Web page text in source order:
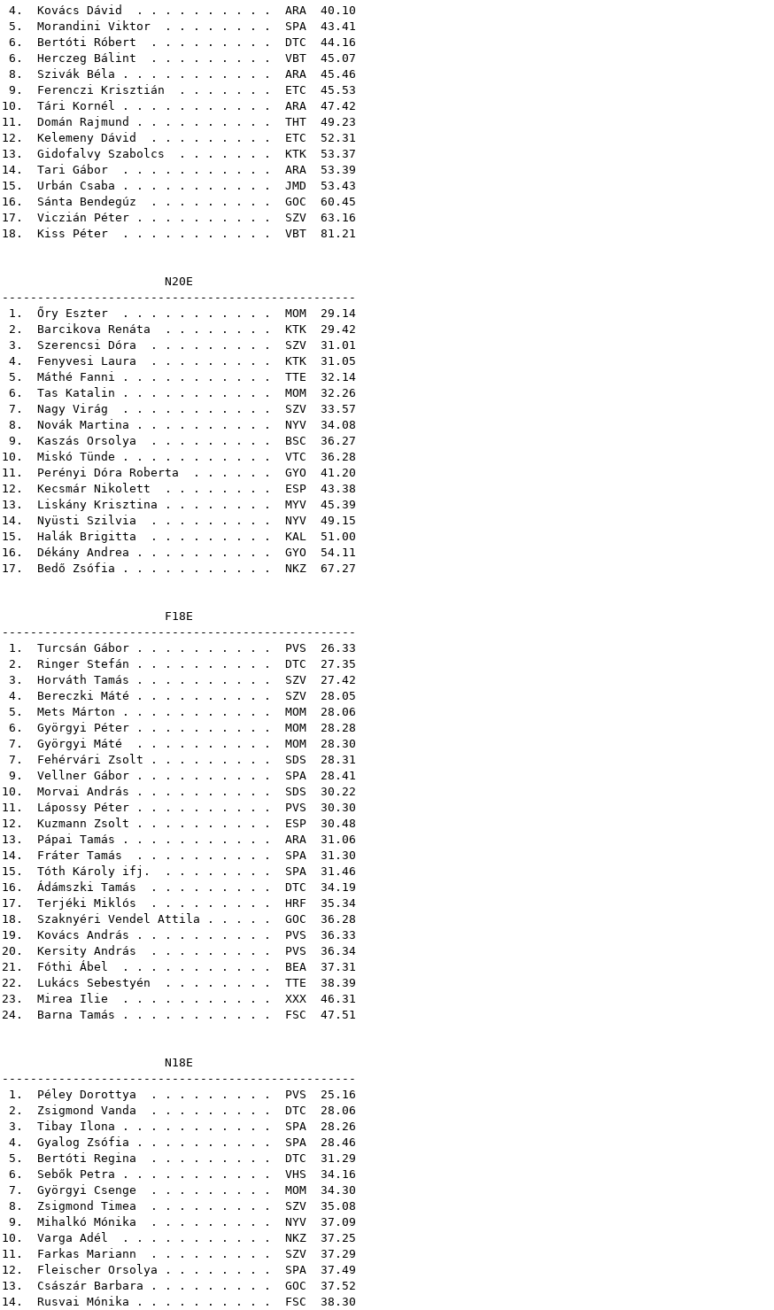
4. Kovács Dávid . . . . . . . . . . ARA 40.10
5. Morandini Viktor . . . . . . . . SPA 43.41
6. Bertóti Róbert . . . . . . . . . DTC 44.16
6. Herczeg Bálint . . . . . . . . . VBT 45.07
8. Szivák Béla . . . . . . . . . . . ARA 45.46
9. Ferenczi Krisztián . . . . . . . ETC 45.53
10. Tári Kornél . . . . . . . . . . . ARA 47.42
11. Domán Rajmund . . . . . . . . . . THT 49.23
12. Kelemeny Dávid . . . . . . . . . ETC 52.31
13. Gidofalvy Szabolcs . . . . . . . KTK 53.37
14. Tari Gábor . . . . . . . . . . . ARA 53.39
15. Urbán Csaba . . . . . . . . . . . JMD 53.43
16. Sánta Bendegúz . . . . . . . . . GOC 60.45
17. Viczián Péter . . . . . . . . . . SZV 63.16
18. Kiss Péter . . . . . . . . . . . VBT 81.21
N20E
--------------------------------------------------
1. Őry Eszter . . . . . . . . . . . MOM 29.14
2. Barcikova Renáta . . . . . . . . KTK 29.42
3. Szerencsi Dóra . . . . . . . . . SZV 31.01
4. Fenyvesi Laura . . . . . . . . . KTK 31.05
5. Máthé Fanni . . . . . . . . . . . TTE 32.14
6. Tas Katalin . . . . . . . . . . . MOM 32.26
7. Nagy Virág . . . . . . . . . . . SZV 33.57
8. Novák Martina . . . . . . . . . . NYV 34.08
9. Kaszás Orsolya . . . . . . . . . BSC 36.27
10. Miskó Tünde . . . . . . . . . . . VTC 36.28
11. Perényi Dóra Roberta . . . . . . GYO 41.20
12. Kecsmár Nikolett . . . . . . . . ESP 43.38
13. Liskány Krisztina . . . . . . . . MYV 45.39
14. Nyüsti Szilvia . . . . . . . . . NYV 49.15
15. Halák Brigitta . . . . . . . . . KAL 51.00
16. Dékány Andrea . . . . . . . . . . GYO 54.11
17. Bedő Zsófia . . . . . . . . . . . NKZ 67.27
F18E
--------------------------------------------------
1. Turcsán Gábor . . . . . . . . . . PVS 26.33
2. Ringer Stefán . . . . . . . . . . DTC 27.35
3. Horváth Tamás . . . . . . . . . . SZV 27.42
4. Bereczki Máté . . . . . . . . . . SZV 28.05
5. Mets Márton . . . . . . . . . . . MOM 28.06
6. Györgyi Péter . . . . . . . . . . MOM 28.28
7. Györgyi Máté . . . . . . . . . . MOM 28.30
7. Fehérvári Zsolt . . . . . . . . . SDS 28.31
9. Vellner Gábor . . . . . . . . . . SPA 28.41
10. Morvai András . . . . . . . . . . SDS 30.22
11. Lápossy Péter . . . . . . . . . . PVS 30.30
12. Kuzmann Zsolt . . . . . . . . . . ESP 30.48
13. Pápai Tamás . . . . . . . . . . . ARA 31.06
14. Fráter Tamás . . . . . . . . . . SPA 31.30
15. Tóth Károly ifj. . . . . . . . . SPA 31.46
16. Ádámszki Tamás . . . . . . . . . DTC 34.19
17. Terjéki Miklós . . . . . . . . . HRF 35.34
18. Szaknyéri Vendel Attila . . . . . GOC 36.28
19. Kovács András . . . . . . . . . . PVS 36.33
20. Kersity András . . . . . . . . . PVS 36.34
21. Fóthi Ábel . . . . . . . . . . . BEA 37.31
22. Lukács Sebestyén . . . . . . . . TTE 38.39
23. Mirea Ilie . . . . . . . . . . . XXX 46.31
24. Barna Tamás . . . . . . . . . . . FSC 47.51
N18E
--------------------------------------------------
1. Péley Dorottya . . . . . . . . . PVS 25.16
2. Zsigmond Vanda . . . . . . . . . DTC 28.06
3. Tibay Ilona . . . . . . . . . . . SPA 28.26
4. Gyalog Zsófia . . . . . . . . . . SPA 28.46
5. Bertóti Regina . . . . . . . . . DTC 31.29
6. Sebők Petra . . . . . . . . . . . VHS 34.16
7. Györgyi Csenge . . . . . . . . . MOM 34.30
8. Zsigmond Timea . . . . . . . . . SZV 35.08
9. Mihalkó Mónika . . . . . . . . . NYV 37.09
10. Varga Adél . . . . . . . . . . . NKZ 37.25
11. Farkas Mariann . . . . . . . . . SZV 37.29
12. Fleischer Orsolya . . . . . . . . SPA 37.49
13. Császár Barbara . . . . . . . . . GOC 37.52
14. Rusvai Mónika . . . . . . . . . . FSC 38.30